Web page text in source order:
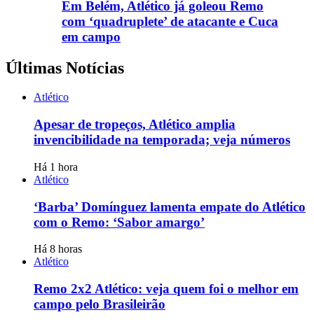
Em Belém, Atlético já goleou Remo
com ‘quadruplete’ de atacante e Cuca
em campo
Últimas Notícias
Atlético
Apesar de tropeços, Atlético amplia
invencibilidade na temporada; veja números
Há 1 hora
Atlético
‘Barba’ Domínguez lamenta empate do Atlético
com o Remo: ‘Sabor amargo’
Há 8 horas
Atlético
Remo 2x2 Atlético: veja quem foi o melhor em
campo pelo Brasileirão